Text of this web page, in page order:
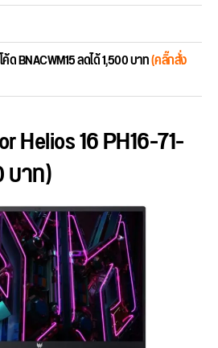
ด BNACWM15 ลดได้ 1,500 บาท(คลิ๊กสั่ง
Helios 16 PH16-71-
บาท)